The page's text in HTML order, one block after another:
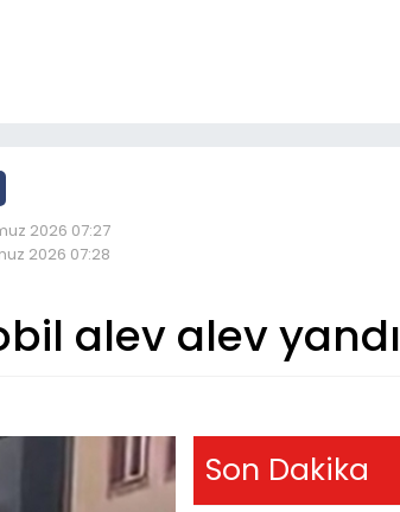
2026 07:27
2026 07:28
alev alev yandı
Son Dakika